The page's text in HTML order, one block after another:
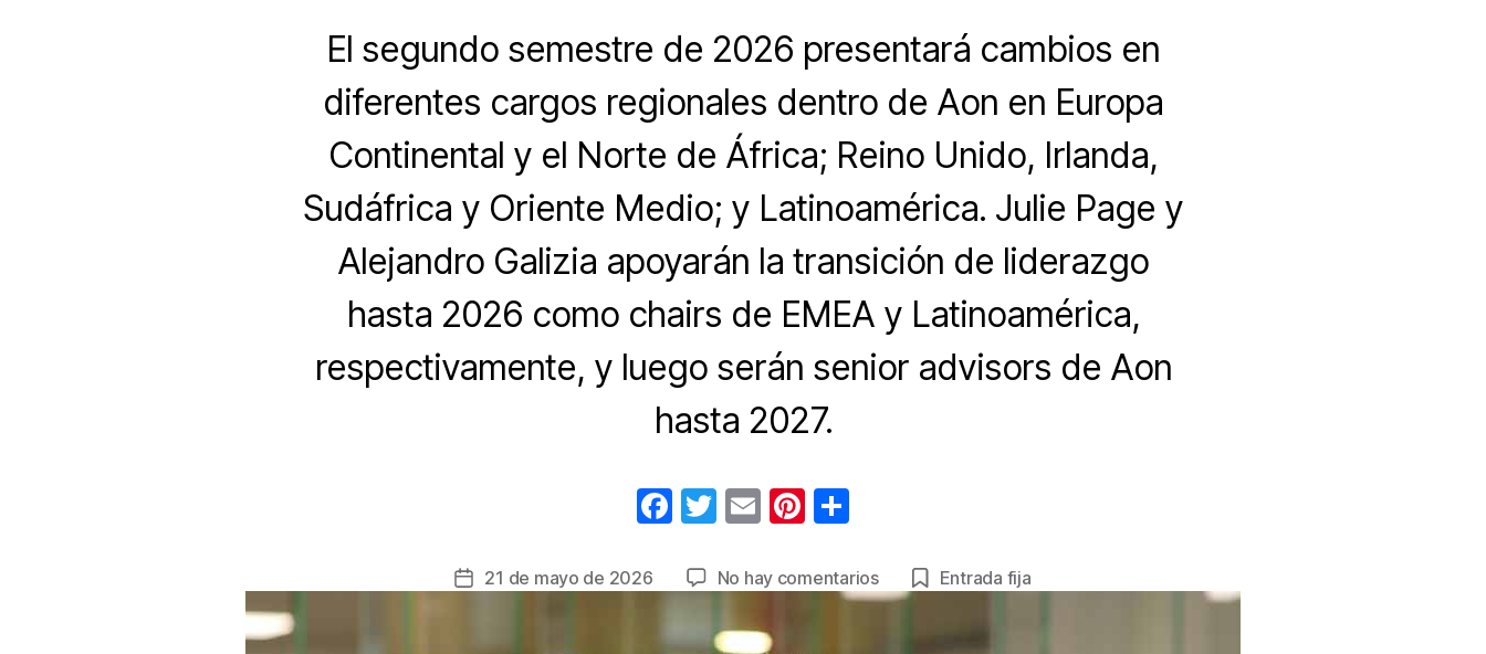
El segundo semestre de 2026 presentará cambios en
diferentes cargos regionales dentro de Aon en Europa
Continental y el Norte de África; Reino Unido, Irlanda,
Sudáfrica y Oriente Medio; y Latinoamérica. Julie Page y
Alejandro Galizia apoyarán la transición de liderazgo
hasta 2026 como chairs de EMEA y Latinoamérica,
respectivamente, y luego serán senior advisors de Aon
hasta 2027.
F
c
e
T
tt
E
ail
Pi
er m
p
Fecha21 de mayo de 2026 No hay comentariosen
Aon
Entrada fija